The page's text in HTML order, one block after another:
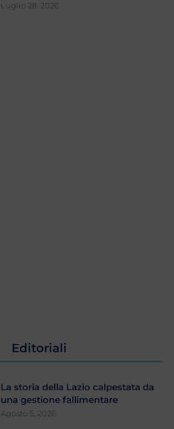
Luglio 28, 2026
Editoriali
La storia della Lazio calpestata da
una gestione fallimentare
Agosto 5, 2026